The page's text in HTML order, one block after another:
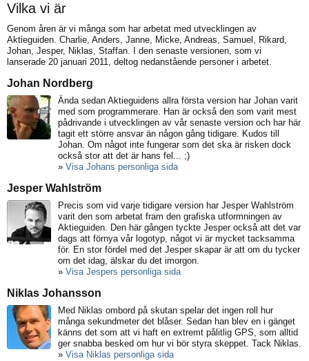
Vilka vi är
Genom åren är vi många som har arbetat med utvecklingen av
Aktieguiden. Charlie, Anders, Janne, Micke, Andreas, Samuel, Rikard,
Johan, Jesper, Niklas, Staffan. I den senaste versionen, som vi
lanserade 20 januari 2011, deltog nedanstående personer i arbetet.
Johan Nordberg
Ända sedan Aktieguidens allra första version har Johan varit
med som programmerare. Han är också den som varit mest
pådrivande i utvecklingen av vår senaste version och har här
tagit ett större ansvar än någon gång tidigare. Kudos till
Johan. Om något inte fungerar som det ska är risken dock
också stor att det är hans fel... ;)
» Visa Johans personliga sida
Jesper Wahlström
Precis som vid varje tidigare version har Jesper Wahlström
varit den som arbetat fram den grafiska utformningen av
Aktieguiden. Den här gången tyckte Jesper också att det var
dags att förnya vår logotyp, något vi är mycket tacksamma
för. En stor fördel med det Jesper skapar är att om du tycker
om det idag, älskar du det imorgon.
» Visa Jespers personliga sida
Niklas Johansson
Med Niklas ombord på skutan spelar det ingen roll hur
många sekundmeter det blåser. Sedan han blev en i gänget
känns det som att vi haft en extremt pålitlig GPS, som alltid
ger snabba besked om hur vi bör styra skeppet. Tack Niklas.
» Visa Niklas personliga sida